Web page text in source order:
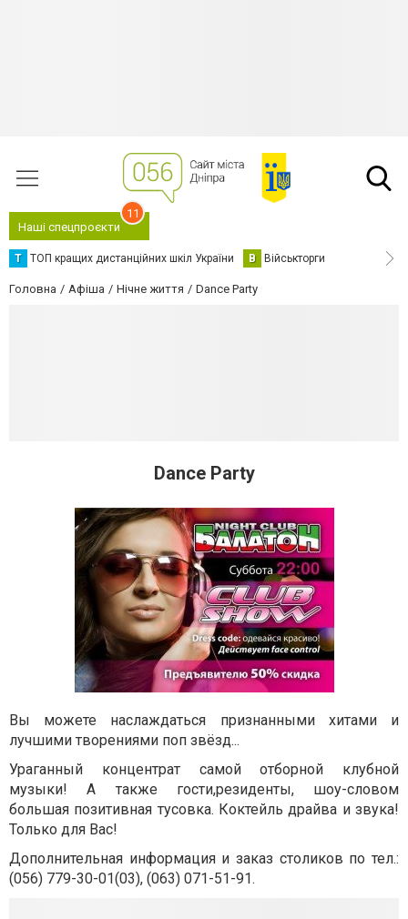
Наші спецпроєкти
11
Т ТОП кращих дистанційних шкіл України В Військторги
Головна Афіша Нічне життя Dance Party
Dance Party
Вы можете наслаждаться признанными хитами и
лучшими творениями поп звёзд...
Ураганный концентрат самой отборной клубной
музыки! А также гости,резиденты, шоу-словом
большая позитивная тусовка. Коктейль драйва и звука!
Только для Вас!
Дополнительная информация и заказ столиков по тел.:
(056) 779-30-01(03), (063) 071-51-91.